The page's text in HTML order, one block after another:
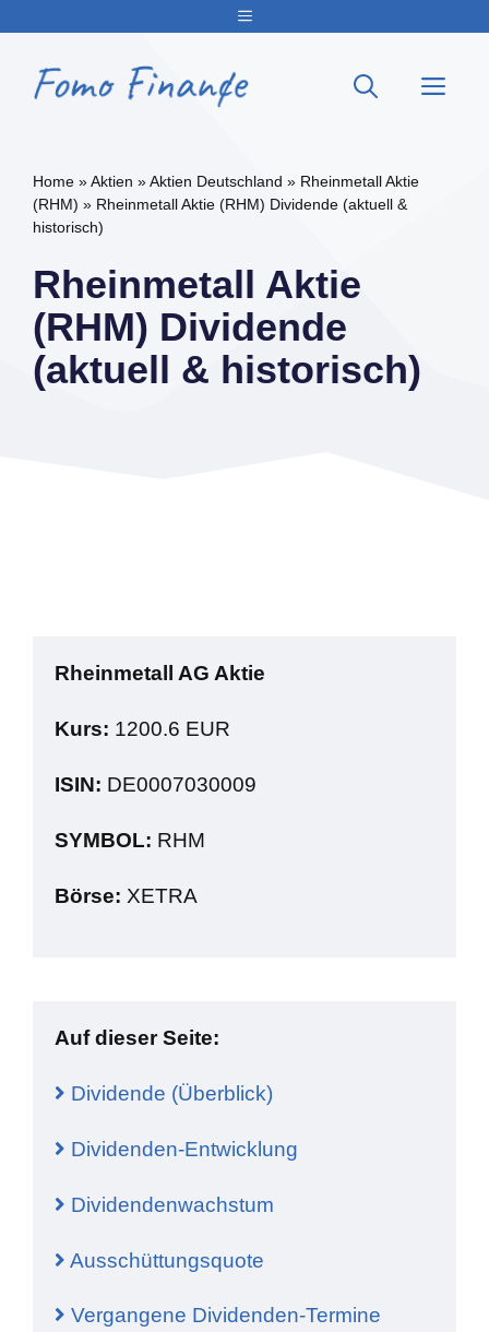
springen
Menu
Home »Aktien »Aktien Deutschland » Rheinmetall Aktie
(RHM) » Rheinmetall Aktie (RHM) Dividende (aktuell &
historisch)
Rheinmetall Aktie
(RHM) Dividende
(aktuell & historisch)
Rheinmetall AG Aktie
Kurs: 1200.6 EUR
ISIN: DE0007030009
SYMBOL: RHM
Börse: XETRA
Auf dieser Seite:
Dividende (Überblick)
Dividenden-Entwicklung
Dividendenwachstum
Ausschüttungsquote
Vergangene Dividenden-Termine